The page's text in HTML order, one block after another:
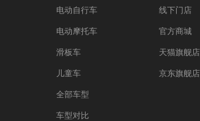
电动自行车
电动摩托车
滑板车
儿童车
全部车型
车型对比
线下门店
官方商城
天猫旗舰店
京东旗舰店